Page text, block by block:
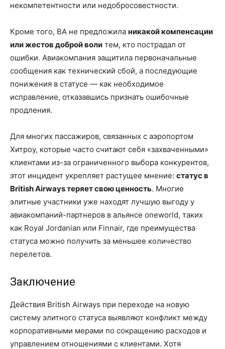
некомпетентности или недобросовестности.
Кроме того, BA не предложила никакой компенсации
или жестов доброй воли тем, кто пострадал от
ошибки. Авиакомпания защитила первоначальные
сообщения как технический сбой, а последующие
понижения в статусе — как необходимое
исправление, отказавшись признать ошибочные
продления.
Для многих пассажиров, связанных с аэропортом
Хитроу, которые часто считают себя «захваченными»
клиентами из-за ограниченного выбора конкурентов,
этот инцидент укрепляет растущее мнение: статус в
British Airways теряет свою ценность. Многие
элитные участники уже находят лучшую выгоду у
авиакомпаний-партнеров в альянсе oneworld, таких
как Royal Jordanian или Finnair, где преимущества
статуса можно получить за меньшее количество
перелетов.
Заключение
Действия British Airways при переходе на новую
систему элитного статуса выявляют конфликт между
корпоративными мерами по сокращению расходов и
управлением отношениями с клиентами. Хотя